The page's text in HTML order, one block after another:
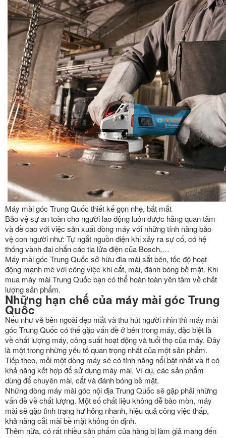
Máy mài góc Trung Quốc thiết kế gọn nhẹ, bắt mắt
Bảo vệ sự an toàn cho người lao động luôn được hãng quan tâm
và đề cao với việc sản xuất dòng máy với những tính năng bảo
vệ con người như: Tự ngắt nguồn điện khi xảy ra sự cố, có hệ
thống vành đai chắn các tia lửa điện của Bosch,…
Máy mài góc Trung Quốc sở hữu đĩa mài sắt bén, tốc độ hoạt
động mạnh mẽ với công việc khi cắt, mài, đánh bóng bề mặt. Khi
mua máy mài Trung Quốc bạn có thể hoàn toàn yên tâm về chất
lượng sản phẩm.
Những hạn chế của máy mài góc Trung
Quốc
Nếu như vẻ bên ngoài đẹp mắt và thu hút người nhìn thì máy mài
góc Trung Quốc có thể gặp vấn đề ở bên trong máy, đặc biệt là
về chất lượng máy, công suất hoạt động và tuổi thọ của máy. Đây
là một trong những yếu tố quan trọng nhất của một sản phẩm.
Tiếp theo, mỗi một dòng máy sẽ có tính năng nổi bật nhất và ít có
khả năng kết hợp để sử dụng máy mài. Ví dụ, các sản phẩm
dùng để chuyên mài, cắt và đánh bóng bề mặt.
Những dòng máy mài góc nội địa Trung Quốc sẽ gặp phải những
vấn đề về chất lượng. Một số chất liệu không dễ bào mòn, máy
mài sẽ gặp tình trạng hư hỏng nhanh, hiệu quả công việc thấp,
khả năng cắt mài bề mặt không ổn định.
Thêm nữa, có rất nhiều sản phẩm của hãng bị làm giả mang đến